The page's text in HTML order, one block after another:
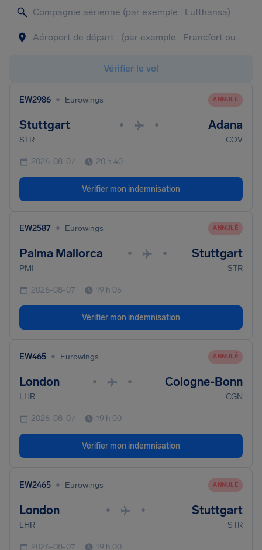
Vérifier le vol
EW2986 • Eurowings ANNULÉ
Stuttgart • • Adana
STR COV
2026-08-07 20 h 40
Vérifier mon indemnisation
EW2587 • Eurowings ANNULÉ
Palma Mallorca • • Stuttgart
PMI STR
2026-08-07 19 h 05
Vérifier mon indemnisation
EW465 • Eurowings ANNULÉ
London • • Cologne-Bonn
LHR CGN
2026-08-07 19 h 00
Vérifier mon indemnisation
EW2465 • Eurowings ANNULÉ
London • • Stuttgart
LHR STR
2026-08-07 19 h 00